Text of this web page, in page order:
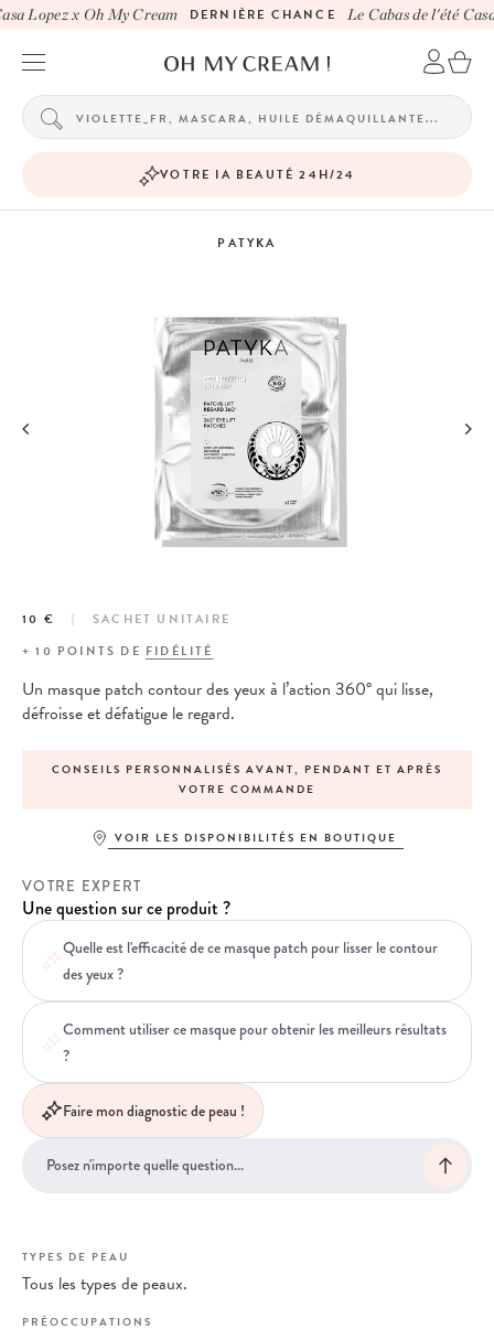
Lopez x Oh My Cream DERNIÈRE CHANCE Le Cabas de l'été
VOTRE IA BEAUTÉ 24H/24
PATYKA
10 €
SACHET UNITAIRE
+10 POINTS DE FIDÉLITÉ
Un masque patch contour des yeux à l’action 360° qui lisse,
défroisse et défatigue le regard.
PENDANT ET APRÈS
EXPÉDITION LE JOUR-MÊME POUR
VOIR LES DISPONIBILITÉS EN BOUTIQUE
VOTRE EXPERT
Une question sur ce produit ?
Quelle est l'efficacité de ce masque patch pour lisser le contour
des yeux ?
Comment utiliser ce masque pour obtenir les meilleurs résultats
?
Faire mon diagnostic de peau !
TYPES DE PEAU
Tous les types de peaux.
PRÉOCCUPATIONS